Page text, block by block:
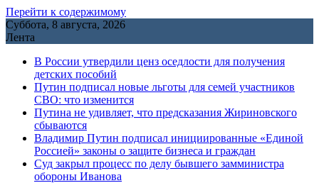
Перейти к содержимому
Суббота, 8 августа, 2026
Лента
В России утвердили ценз оседлости для получения
детских пособий
Путин подписал новые льготы для семей участников
СВО: что изменится
Путина не удивляет, что предсказания Жириновского
сбываются
Владимир Путин подписал инициированные «Единой
Россией» законы о защите бизнеса и граждан
Cуд закрыл процесс по делу бывшего замминистра
обороны Иванова